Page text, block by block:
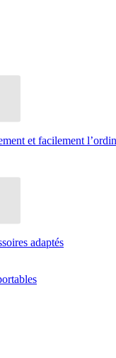
et facilement
adaptés